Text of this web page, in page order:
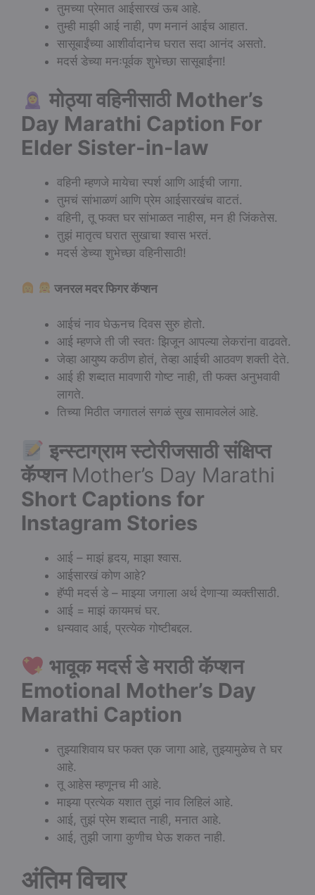
तुमच्या प्रेमात आईसारखं ऊब आहे.
तुम्ही माझी आई नाही, पण मनानं आईच आहात.
सासूबाईंच्या आशीर्वादानेच घरात सदा आनंद असतो.
मदर्स डेच्या मनःपूर्वक शुभेच्छा सासूबाईंना!
मोठ्या वहिनीसाठी Mother’s
Day Marathi Caption For
Elder Sister-in-law
वहिनी म्हणजे मायेचा स्पर्श आणि आईची जागा.
तुमचं सांभाळणं आणि प्रेम आईसारखंच वाटतं.
वहिनी, तू फक्त घर सांभाळत नाहीस, मन ही जिंकतेस.
तुझं मातृत्व घरात सुखाचा श्वास भरतं.
मदर्स डेच्या शुभेच्छा वहिनीसाठी!
जनरल मदर फिगर कॅप्शन
आईचं नाव घेऊनच दिवस सुरु होतो.
आई म्हणजे ती जी स्वतः झिजून आपल्या लेकरांना वाढवते.
जेव्हा आयुष्य कठीण होतं, तेव्हा आईची आठवण शक्ती देते.
आई ही शब्दात मावणारी गोष्ट नाही, ती फक्त अनुभवावी
लागते.
तिच्या मिठीत जगातलं सगळं सुख सामावलेलं आहे.
इन्स्टाग्राम स्टोरीजसाठी संक्षिप्त
कॅप्शनMother’s Day Marathi
Short Captions for
Instagram Stories
आई – माझं हृदय, माझा श्वास.
आईसारखं कोण आहे?
हॅप्पी मदर्स डे – माझ्या जगाला अर्थ देणाऱ्या व्यक्तीसाठी.
आई = माझं कायमचं घर.
धन्यवाद आई, प्रत्येक गोष्टीबद्दल.
भावूक मदर्स डे मराठी कॅप्शन
Emotional Mother’s Day
Marathi Caption
तुझ्याशिवाय घर फक्त एक जागा आहे, तुझ्यामुळेच ते घर
आहे.
तू आहेस म्हणूनच मी आहे.
माझ्या प्रत्येक यशात तुझं नाव लिहिलं आहे.
आई, तुझं प्रेम शब्दात नाही, मनात आहे.
आई, तुझी जागा कुणीच घेऊ शकत नाही.
अंतिम विचार